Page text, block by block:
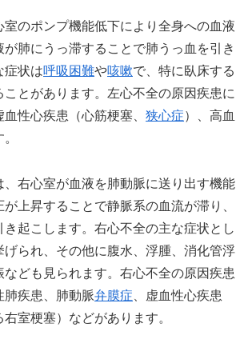
室のポンプ機能低下により全身への血液
肺にうっ滞することで肺うっ血を引き
症状は呼吸困難や咳嗽で、特に臥床する
ことがあります。左心不全の原因疾患に
性心疾患（心筋梗塞、 狭心症）、高血
、右心室が血液を肺動脈に送り出す機能
上昇することで静脈系の血流が滞り、
起こします。右心不全の主な症状とし
げられ、その他に腹水、浮腫、消化管浮
なども見られます。右心不全の原因疾患
肺疾患、肺動脈弁膜症 、虚血性心疾患
右室梗塞）などがあります。